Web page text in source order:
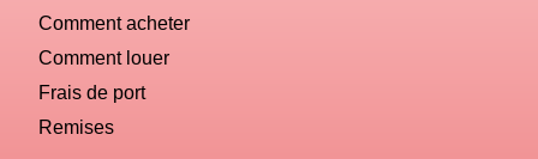
Comment acheter
Comment louer
Frais de port
Remises